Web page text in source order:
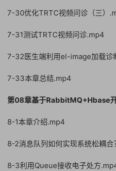
7-30优化TRTC视频问诊（三）
7-31测试TRTC视频问诊.mp4
7-32医生端利用el-image加载诊
7-33本章总结.mp4
第08章基于RabbitMQ+Hbase
8-1本章介绍.mp4
8-2消息队列如何实现系统松耦
8-3利用Queue接收电子处方